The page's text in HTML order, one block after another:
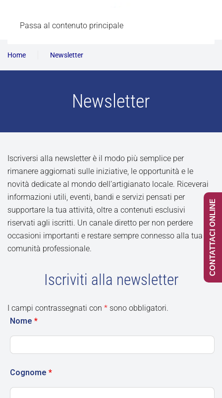
Passa al contenuto principale
Home Newsletter
Newsletter
Iscriversi alla newsletter è il modo più semplice per
rimanere aggiornati sulle iniziative, le opportunità e le
novità dedicate al mondo dell’artigianato locale. Riceverai
informazioni utili, eventi, bandi e servizi pensati per
supportare la tua attività, oltre a contenuti esclusivi
riservati agli iscritti. Un canale diretto per non perdere
occasioni importanti e restare sempre connesso alla tua
comunità professionale.
Iscriviti alla newsletter
I campi contrassegnati con * sono obbligatori.
Nome *
Cognome *
CONTATTACI ONLINE